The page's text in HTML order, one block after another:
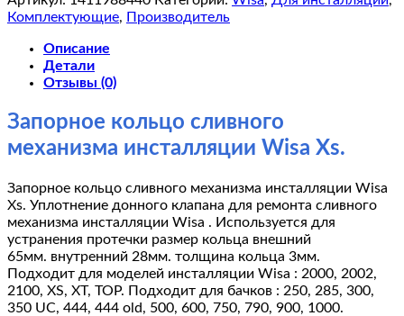
Комплектующие, Производитель
Описание
Детали
Отзывы (0)
Запорное кольцо сливного
механизма инсталляции Wisa Xs.
Запорное кольцо сливного механизма инсталляции Wisa
Xs. Уплотнение донного клапана для ремонта сливного
механизма инсталляции Wisa . Используется для
устранения протечки размер кольца внешний
65мм. внутренний 28мм. толщина кольца 3мм.
Подходит для моделей инсталляции Wisa : 2000, 2002,
2100, XS, XT, TOP. Подходит для бачков : 250, 285, 300,
350 UC, 444, 444 old, 500, 600, 750, 790, 900, 1000.